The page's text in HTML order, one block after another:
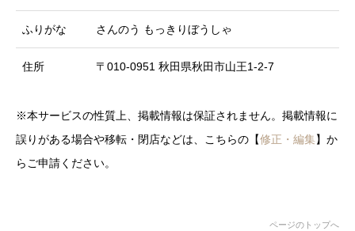
ふりがな さんのう もっきりぼうしゃ
住所 〒010-0951 秋田県秋田市山王1-2-7
※本サービスの性質上、掲載情報は保証されません。掲載情報に
誤りがある場合や移転・閉店などは、こちらの【修正・編集】か
らご申請ください。
ページのトップへ